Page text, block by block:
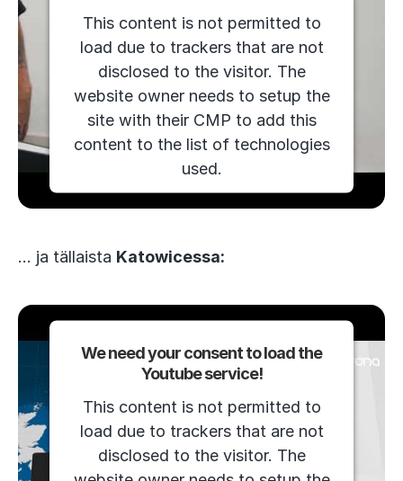
This content is not permitted to
load due to trackers that are not
disclosed to the visitor. The
website owner needs to setup the
site with their CMP to add this
content to the list of technologies
used.
Powered byUsercentrics Consent
… ja tällaista Katowicessa:
We need your consent to load the
Youtube service!
This content is not permitted to
load due to trackers that are not
disclosed to the visitor. The